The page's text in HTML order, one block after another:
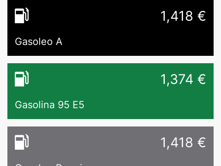
1,418 €
Gasoleo A
1,374 €
Gasolina 95 E5
1,418 €